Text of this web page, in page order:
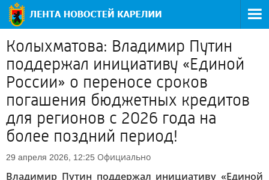
Колыхматова: Владимир Путин
поддержал инициативу «Единой
России» о переносе сроков
погашения бюджетных кредитов
для регионов с 2026 года на
более поздний период!
29 апреля 2026, 12:25 Официально
Владимир Путин поддержал инициативу «Единой